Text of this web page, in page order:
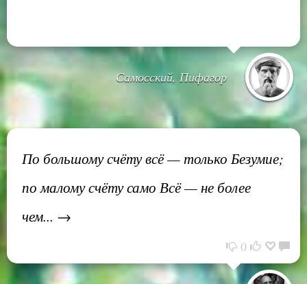
Самосский, Пифагор
По большому счёту всё — только Безумие;
по малому счёту само Всё — не более
чем... →
0